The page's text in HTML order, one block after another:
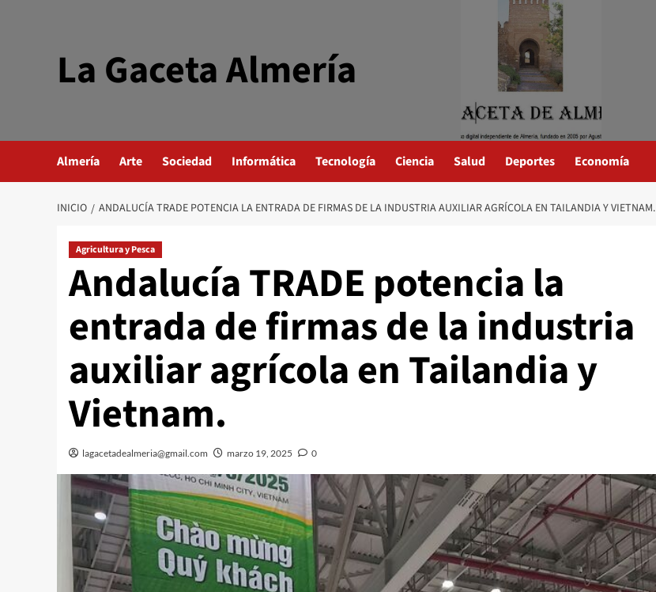
La Gaceta Almería
Almería Arte Sociedad Informática Tecnología Ciencia Salud Deportes Economía
INICIO ANDALUCÍA TRADE POTENCIA LA ENTRADA DE FIRMAS DE LA INDUSTRIA AUXILIAR AGRÍCOLA EN TAILANDIA Y VIETNAM.
Agricultura y Pesca
Andalucía TRADE potencia la
entrada de firmas de la industria
auxiliar agrícola en Tailandia y
Vietnam.
lagacetadealmeria@gmail.com marzo 19, 2025 0